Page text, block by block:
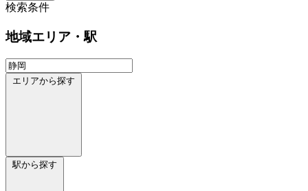
検索条件
地域エリア・駅
エリアから探す
駅から探す